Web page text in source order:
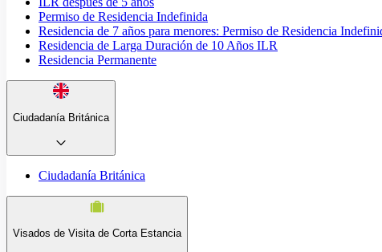
Permiso de Residencia Indefinida
Residencia de 7 años para menores: Permiso de Residencia
Residencia de Larga Duración de 10 Años ILR
Residencia Permanente
Ciudadanía Británica
Ciudadanía Británica
Visados de Visita de Corta Estancia